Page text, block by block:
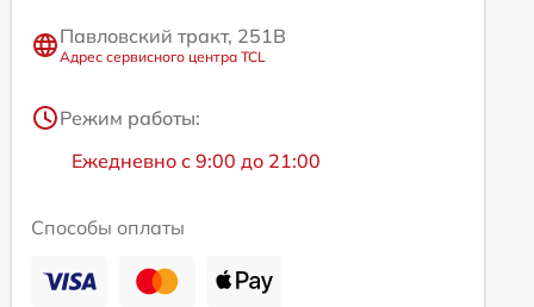
Павловский тракт, 251В
Адрес сервисного центра TCL
Режим работы:
Ежедневно с 9:00 до 21:00
Способы оплаты